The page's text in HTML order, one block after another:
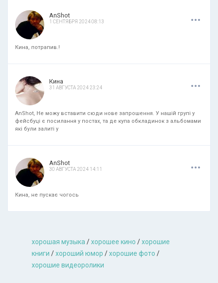
AnShot
1 СЕНТЯБРЯ 2024 08:13 ...
Кина, потрапив.!
Кина
31 АВГУСТА 2024 23:24 ...
AnShot, Не можу вставити сюди нове запрошення. У нашій групі у
фейсбуці є посилання у постах, та де купа обкладинок з альбомами
які були залиті у
AnShot
30 АВГУСТА 2024 14:11 ...
Кина, не пускає чогось
хорошая музыкa/хорошее кино /хорошие
книги /хороший юмор /хорошие фото /
хорошие видеоролики